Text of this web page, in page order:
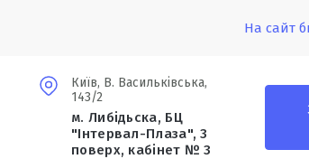
На сайт
Київ, В. Васильківська,
143/2
м. Либідьска, БЦ
"Інтервал-Плаза", 3
поверх, кабінет № 3